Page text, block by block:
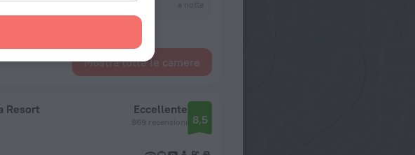
Mostra tutte le camere
Resort Eccellente
869 recensioni 8,5